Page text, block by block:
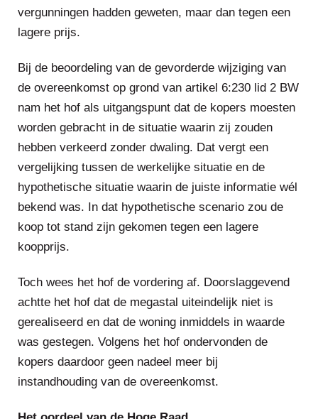
vergunningen hadden geweten, maar dan tegen een
lagere prijs.
Bij de beoordeling van de gevorderde wijziging van
de overeenkomst op grond van artikel 6:230 lid 2 BW
nam het hof als uitgangspunt dat de kopers moesten
worden gebracht in de situatie waarin zij zouden
hebben verkeerd zonder dwaling. Dat vergt een
vergelijking tussen de werkelijke situatie en de
hypothetische situatie waarin de juiste informatie wél
bekend was. In dat hypothetische scenario zou de
koop tot stand zijn gekomen tegen een lagere
koopprijs.
Toch wees het hof de vordering af. Doorslaggevend
achtte het hof dat de megastal uiteindelijk niet is
gerealiseerd en dat de woning inmiddels in waarde
was gestegen. Volgens het hof ondervonden de
kopers daardoor geen nadeel meer bij
instandhouding van de overeenkomst.